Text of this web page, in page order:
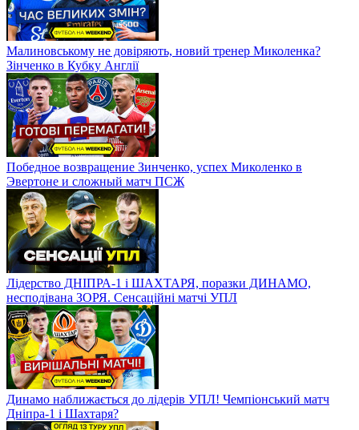
Малиновському не довіряють, новий тренер Миколенка?
Зінченко в Кубку Англії
Победное возвращение Зинченко, успех Миколенко в
Эвертоне и сложный матч ПСЖ
Лідерство ДНІПРА-1 і ШАХТАРЯ, поразки ДИНАМО,
несподівана ЗОРЯ. Сенсаційні матчі УПЛ
Динамо наближається до лідерів УПЛ! Чемпіонський матч
Дніпра-1 і Шахтаря?